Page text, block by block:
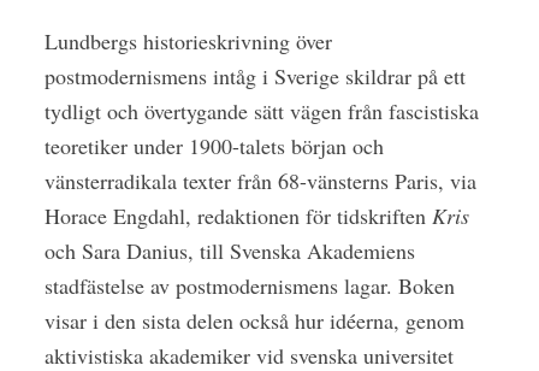
Lundbergs historieskrivning över
postmodernismens intåg i Sverige skildrar på ett
tydligt och övertygande sätt vägen från fascistiska
teoretiker under 1900-talets början och
vänsterradikala texter från 68-vänsterns Paris, via
Horace Engdahl, redaktionen för tidskriften Kris
och Sara Danius, till Svenska Akademiens
stadfästelse av postmodernismens lagar. Boken
visar i den sista delen också hur idéerna, genom
aktivistiska akademiker vid svenska universitet